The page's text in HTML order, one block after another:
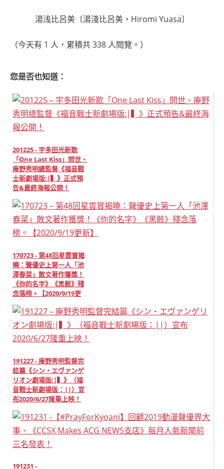
湯浅比呂美〔湯淺比呂美，Hiromi Yuasa〕
（今天有 1 人，累積共 338 人閱覽。）
您是否也知道：
201225 - 宇多田光新歌
「One Last Kiss」問世、
庵野秀明總監督《福音戰
士新劇場版:|▍》正式預
告&最終海報公開！
170723 - 第48回星雲賞揭
曉：聲優史上第一人「池
澤春菜」散文著作獲獎！
《你的名字》《黑骸》殘
念落榜。【2020/9/19更
新】
191227 - 庵野秀明監督完
結篇《シン・エヴァンゲ
リオン劇場版:|▍》（福
音戰士新劇場版：||）宣
布2020/6/27隆重上映！
191231 -